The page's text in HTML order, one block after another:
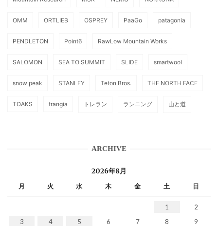
OMM ORTLIEB OSPREY PaaGo patagonia
PENDLETON Point6 RawLow Mountain Works
SALOMON SEA TO SUMMIT SLIDE smartwool
snow peak STANLEY Teton Bros. THE NORTH FACE
TOAKS trangia トレラン ランニング 山と道
ARCHIVE
2026年8月
月 火 水 木 金 土 日
1
2
3
4 5 6 7 8
9